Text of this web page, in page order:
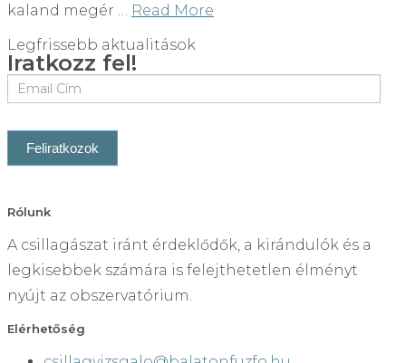
kaland megér … Read More
Legfrissebb aktualitások
Iratkozz fel!
are
human,
this
field
blank.
Rólunk
A csillagászat iránt érdeklődők, a kirándulók és a
legkisebbek számára is felejthetetlen élményt
nyújt az obszervatórium.
Elérhetőség